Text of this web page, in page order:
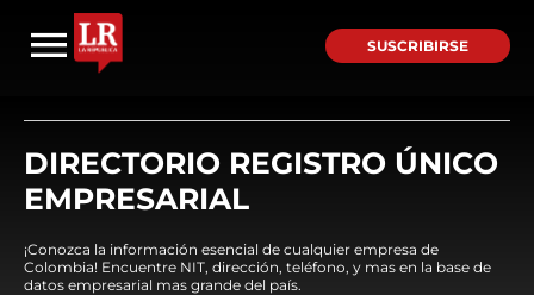
SUSCRIBIRSE
DIRECTORIO REGISTRO ÚNICO
EMPRESARIAL
¡Conozca la información esencial de cualquier empresa de
Colombia! Encuentre NIT, dirección, teléfono, y mas en la base de
datos empresarial mas grande del país.